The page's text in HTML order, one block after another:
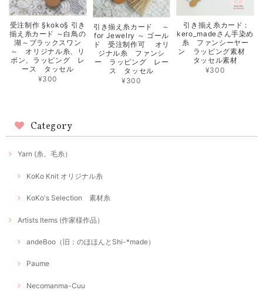
受注制作 §koko§ 引き
揃え糸カード ～白鳥の
湖～ブラックスワン
～ オリジナル糸、リ
ボン、ラッピング レ
ース タッセル
¥300
引き揃え糸カード ～
for Jewelry ～ ゴール
ド 受注制作可 オリ
ジナル糸 ファンシ
ー ラッピング レー
ス タッセル
¥300
引き揃え糸カード :
kero_madeさん手染め
糸 ファンシーヤー
ン ラッピング素材
タッセル素材
¥300
Category
Yarn (糸、毛糸）
KoKo Knit オリジナル糸
KoKo's Selection 素材糸
Artists Items (作家様作品）
andeBoo（旧：のほほんとShi-*made）
Paume
Necomanma-Cuu